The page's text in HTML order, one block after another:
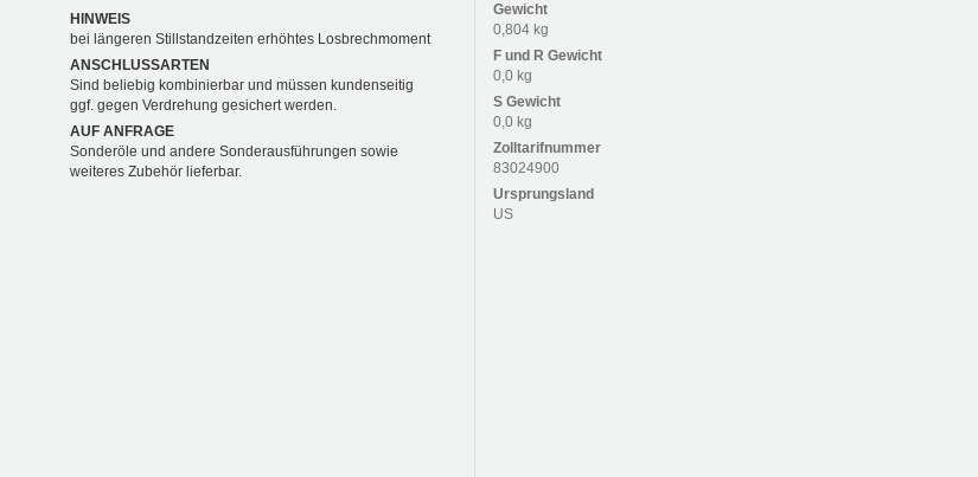
HINWEIS
bei längeren Stillstandzeiten erhöhtes Losbrechmoment
ANSCHLUSSARTEN
Sind beliebig kombinierbar und müssen kundenseitig
ggf. gegen Verdrehung gesichert werden.
AUF ANFRAGE
Sonderöle und andere Sonderausführungen sowie
weiteres Zubehör lieferbar.
Gewicht
0,804 kg
F und R Gewicht
0,0 kg
S Gewicht
0,0 kg
Zolltarifnummer
83024900
Ursprungsland
US